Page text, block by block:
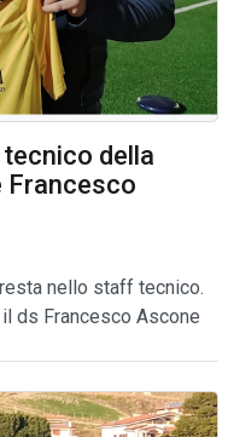
della
Francesco
nello staff tecnico.
ds Francesco Ascone